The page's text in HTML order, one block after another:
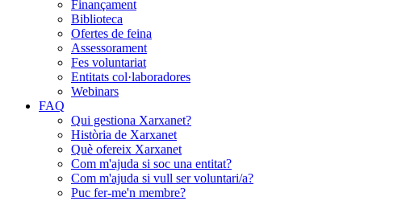
Finançament
Biblioteca
Ofertes de feina
Assessorament
Fes voluntariat
Entitats col·laboradores
Webinars
FAQ
Qui gestiona Xarxanet?
Història de Xarxanet
Què ofereix Xarxanet
Com m'ajuda si soc una entitat?
Com m'ajuda si vull ser voluntari/a?
Puc fer-me'n membre?